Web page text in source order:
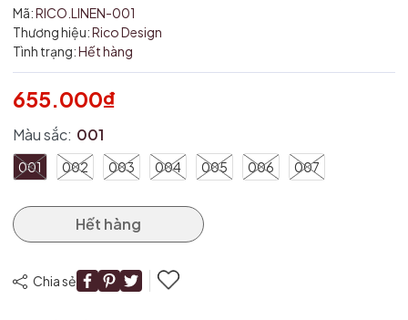
Mã:RICO.LINEN-001
Thương hiệu:Rico Design
Tình trạng:Hết hàng
655.000₫
Màu sắc: 001
001 002 003 004 005 006 007
Hết hàng
Chia sẻ
Mã giảm giá:
Ngày hết hạn:
Điều kiện: